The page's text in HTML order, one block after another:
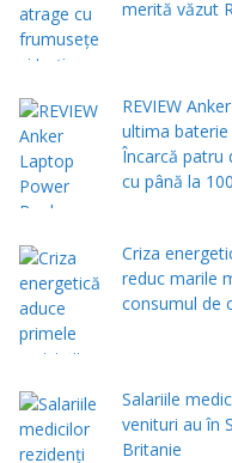
merită văzut
REVIEW
ultima baterie
Încarcă patru
cu până la
Criza
reduc marile
consumul de
Salariile
venituri au în
Britanie